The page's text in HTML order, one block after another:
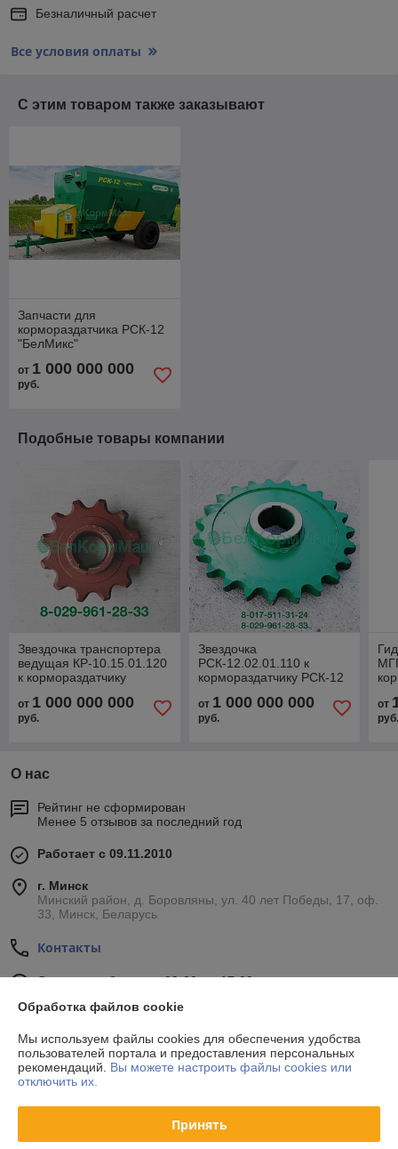
Безналичный расчет
Все условия оплаты
С этим товаром также заказывают
Запчасти для
кормораздатчика РСК-12
"БелМикс"
от 1 000 000 000
руб.
Подобные товары компании
Звездочка транспортера
ведущая КР-10.15.01.120
к кормораздатчику
от 1 000 000 000
руб.
Звездочка
РСК-12.02.01.110 к
кормораздатчику РСК-12
от 1 000 000 000
руб.
от
О нас
Рейтинг не сформирован
Менее 5 отзывов за последний год
Работает с 09.11.2010
г. Минск
Минский район, д. Боровляны, ул. 40 лет Победы, 17, оф.
33, Минск, Беларусь
Контакты
Сегодня работает с 09:00 до 17:00
Отзывы о магазине
34 отзывов за всё время
Обработка файлов cookie
Мы используем файлы cookies для обеспечения удобства
пользователей портала и предоставления персональных
рекомендаций. Вы можете настроить файлы cookies или
отключить их.
Принять